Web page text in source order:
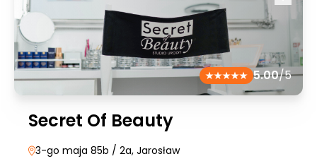
5.00/5
Secret Of Beauty
3-go maja 85b / 2a, Jarosław